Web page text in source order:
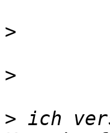
>
>
> ich